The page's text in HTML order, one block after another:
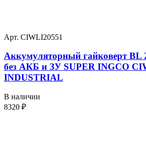
Арт. CIWLI20551
Аккумуляторный гайковерт BL
без АКБ и ЗУ SUPER INGCO
INDUSTRIAL
В наличии
8320 ₽